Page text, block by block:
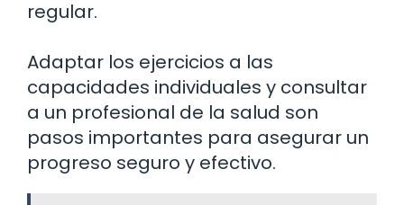
regular.
Adaptar los ejercicios a las
capacidades individuales y consultar
a un profesional de la salud son
pasos importantes para asegurar un
progreso seguro y efectivo.